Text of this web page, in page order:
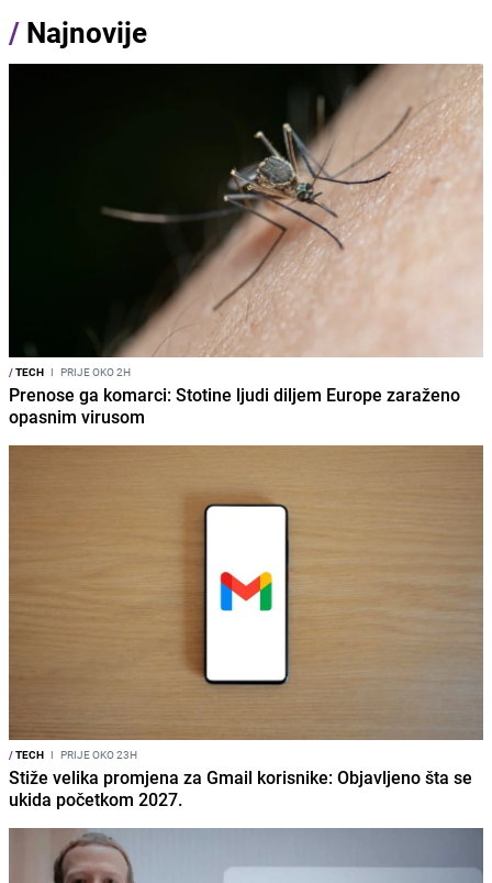
/ Najnovije
/TECH I PRIJE OKO 2H
Prenose ga komarci: Stotine ljudi diljem Europe zaraženo
opasnim virusom
/TECH I PRIJE OKO 23H
Stiže velika promjena za Gmail korisnike: Objavljeno šta se
ukida početkom 2027.